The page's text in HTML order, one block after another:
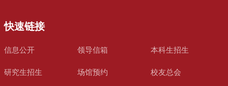
快速链接
信息公开 领导信箱 本科生招生
研究生招生 场馆预约 校友总会